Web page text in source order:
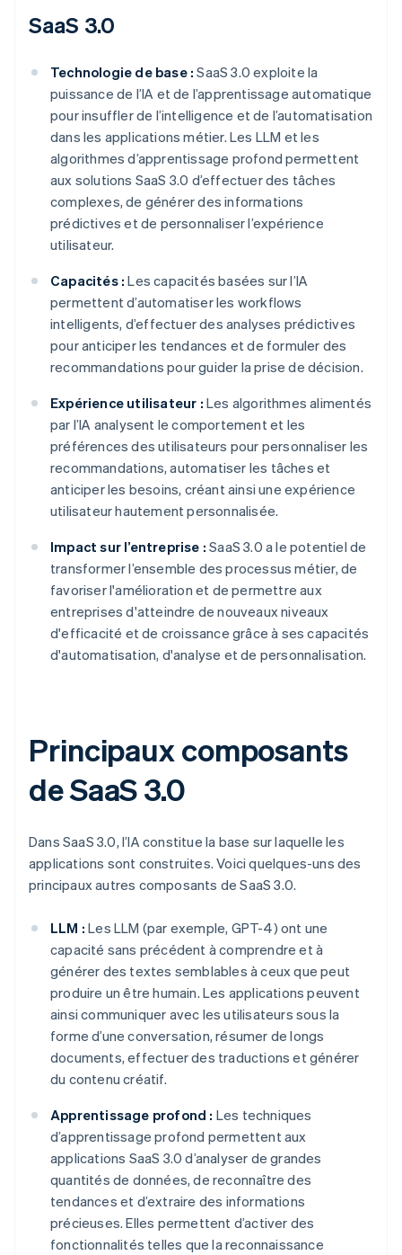
SaaS 3.0
Technologie de base : SaaS 3.0 exploite la
puissance de l’IA et de l’apprentissage automatique
pour insuffler de l’intelligence et de l’automatisation
dans les applications métier. Les LLM et les
algorithmes d’apprentissage profond permettent
aux solutions SaaS 3.0 d’effectuer des tâches
complexes, de générer des informations
prédictives et de personnaliser l’expérience
utilisateur.
Capacités : Les capacités basées sur l’IA
permettent d’automatiser les workflows
intelligents, d’effectuer des analyses prédictives
pour anticiper les tendances et de formuler des
recommandations pour guider la prise de décision.
Expérience utilisateur : Les algorithmes alimentés
par l’IA analysent le comportement et les
préférences des utilisateurs pour personnaliser les
recommandations, automatiser les tâches et
anticiper les besoins, créant ainsi une expérience
utilisateur hautement personnalisée.
Impact sur l’entreprise : SaaS 3.0 a le potentiel de
transformer l’ensemble des processus métier, de
favoriser l'amélioration et de permettre aux
entreprises d'atteindre de nouveaux niveaux
d'efficacité et de croissance grâce à ses capacités
d'automatisation, d'analyse et de personnalisation.
Principaux composants
de SaaS 3.0
Dans SaaS 3.0, l’IA constitue la base sur laquelle les
applications sont construites. Voici quelques-uns des
principaux autres composants de SaaS 3.0.
LLM : Les LLM (par exemple, GPT-4) ont une
capacité sans précédent à comprendre et à
générer des textes semblables à ceux que peut
produire un être humain. Les applications peuvent
ainsi communiquer avec les utilisateurs sous la
forme d’une conversation, résumer de longs
documents, effectuer des traductions et générer
du contenu créatif.
Apprentissage profond : Les techniques
d’apprentissage profond permettent aux
applications SaaS 3.0 d’analyser de grandes
quantités de données, de reconnaître des
tendances et d’extraire des informations
précieuses. Elles permettent d’activer des
fonctionnalités telles que la reconnaissance